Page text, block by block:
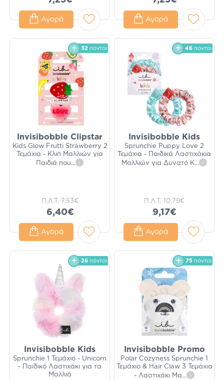
Αγορά Αγορά
32 πόντοι
Invisibobble Clipstar
Kids Glow Frutti Strawberry 2
Τεμάχια - Κλιπ Μαλλιών για
Παιδιά που... i
Π.Λ.Τ. 7,53€
6,40€
Αγορά
46 πόντοι
Invisibobble Kids
Sprunchie Puppy Love 2
Τεμάχια - Παιδικά Λαστιχάκια
Μαλλιών για Δυνατό Κ... i
Π.Λ.Τ. 10,79€
9,17€
Αγορά
26 πόντοι
Invisibobble Kids
Sprunchie 1 Τεμάχιο - Unicorn
- Παιδικό Λαστιχάκι για τα
Μαλλιά
75 πόντοι
Invisibobble Promo
Polar Cozyness Sprunchie 1
Τεμάχιο & Hair Claw 3 Τεμάχια
- Λαστιχάκι Μα... i